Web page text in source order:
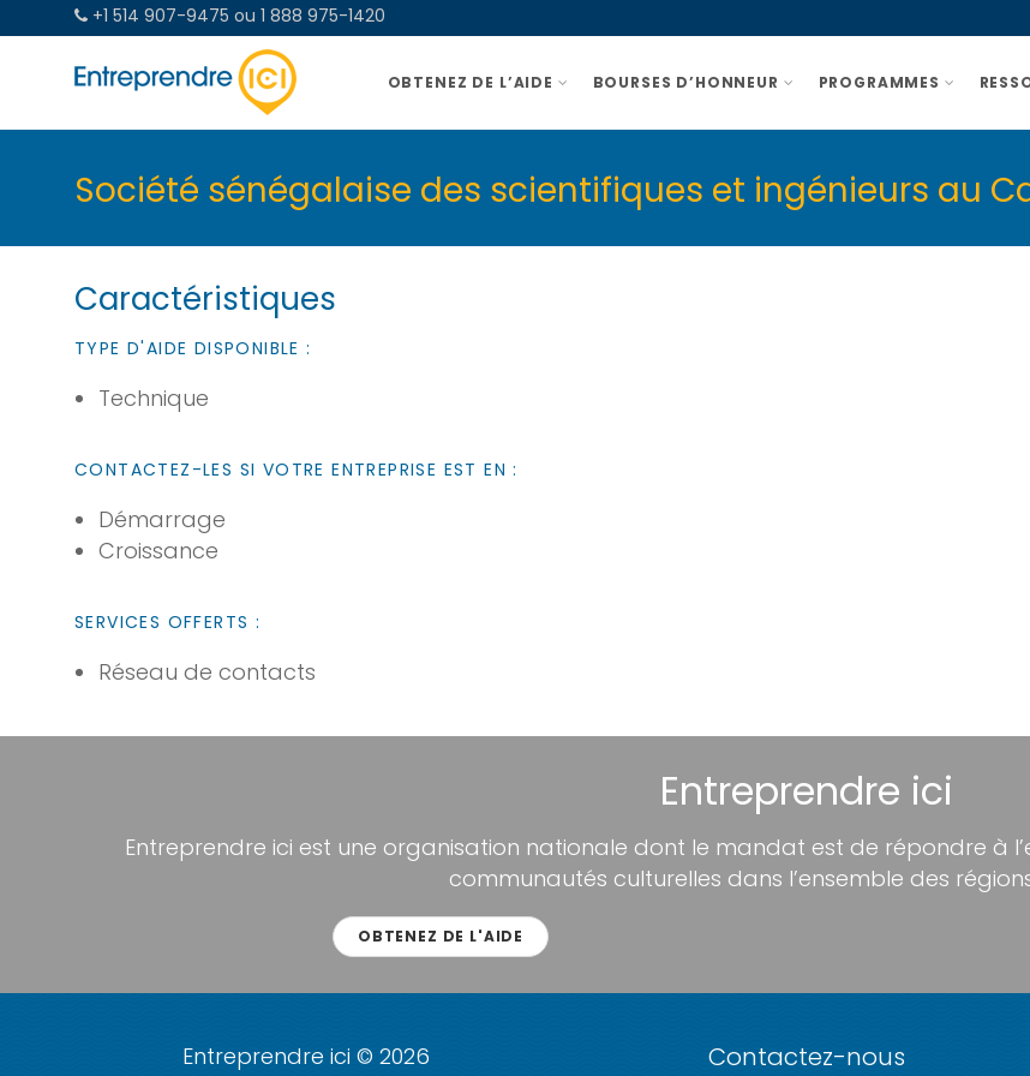
+1 514 907-9475 ou 1 888 975-1420
OBTENEZ DE L’AIDE BOURSES D’HONNEUR PROGRAMMES
Société sénégalaise des scientifiques et ingénieurs au
Caractéristiques
TYPE D'AIDE DISPONIBLE :
Technique
CONTACTEZ-LES SI VOTRE ENTREPRISE EST EN :
Démarrage
Croissance
SERVICES OFFERTS :
Réseau de contacts
Entreprendre ici
Entreprendre ici est une organisation nationale dont le mandat est de répondre à
communautés culturelles dans l’ensemble des
OBTENEZ DE L'AIDE
Entreprendre ici © 2026
Contactez-nous